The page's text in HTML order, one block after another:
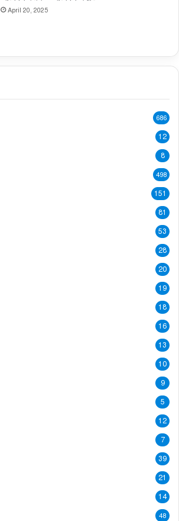
April 20, 2025
686
12
8
498
151
81
53
28
20
19
18
16
13
10
9
5
12
7
39
21
14
48